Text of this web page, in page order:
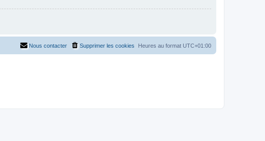
Heures au format UTC+01:00
Supprimer les cookies
Nous contacter